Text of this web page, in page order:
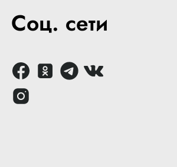
Соц. сети